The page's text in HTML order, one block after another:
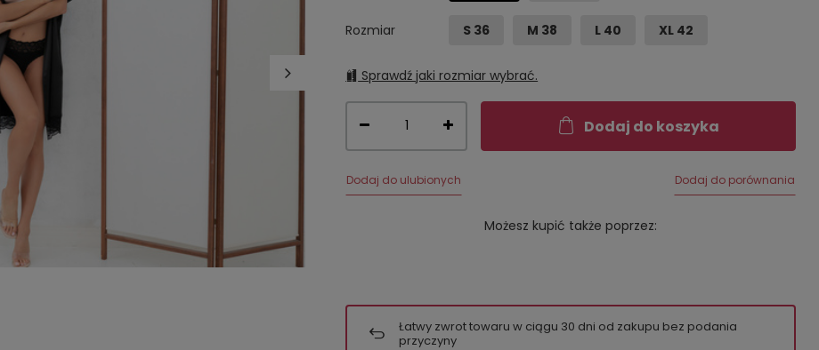
Rozmiar S 36 M 38 L 40 XL 42
Sprawdź jaki rozmiar wybrać.
Dodaj do koszyka
Dodaj do ulubionych Dodaj do porównania
Możesz kupić także poprzez:
Łatwy zwrot towaru w ciągu 30 dni od zakupu bez podania
przyczyny